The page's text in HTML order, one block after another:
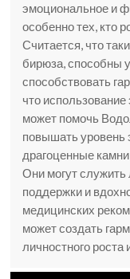
эмоциональное и
особенно тех, кто
Считается, что
бирюза, способны
способствовать
что использование
может помочь
повышать уровень
драгоценные
Они могут
поддержки и
медицинских
может создать
личностного роста